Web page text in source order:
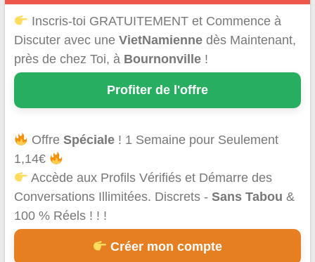
Inscris-toi GRATUITEMENT et Commence à
Discuter avec une VietNamiennedès Maintenant,
près de chez Toi, à Bournonville!
Profiter de l'offre
OffreSpéciale ! 1 Semaine pour Seulement
1,14€
Accède aux Profils Vérifiés et Démarre des
Conversations Illimitées. Discrets - Sans Tabou &
100 % Réels ! ! !
Créer mon compte